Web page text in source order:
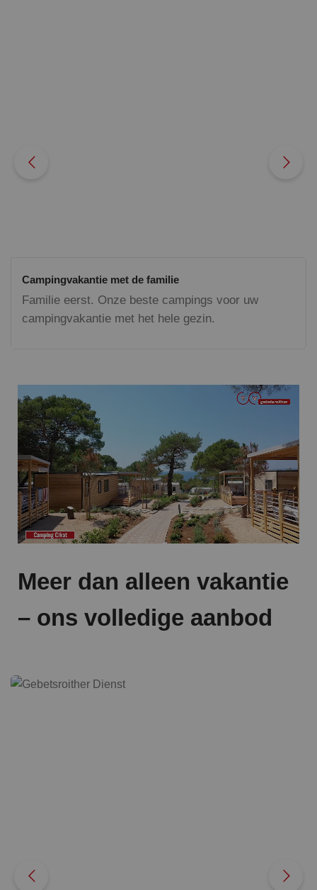
Campingvakantie met de familie
Familie eerst. Onze beste campings voor uw
campingvakantie met het hele gezin.
Meer dan alleen vakantie
– ons volledige aanbod